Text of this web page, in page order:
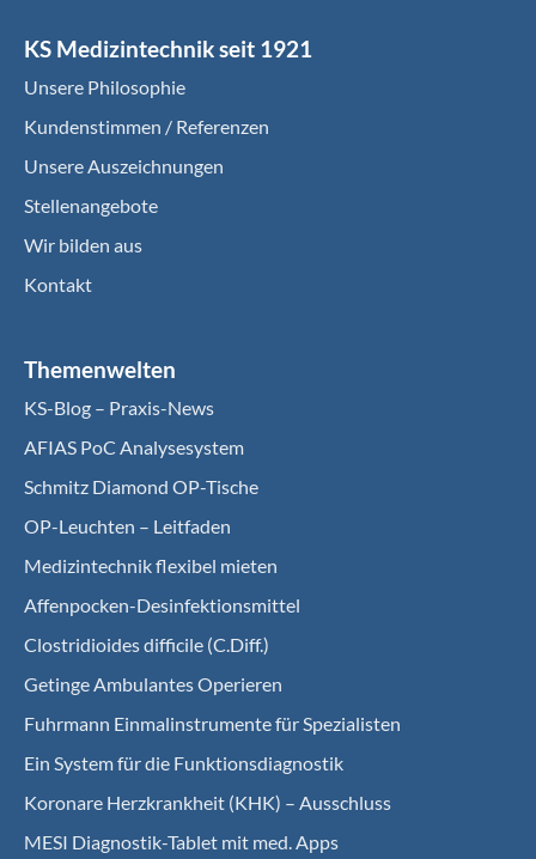
KS Medizintechnik seit 1921
Unsere Philosophie
Kundenstimmen / Referenzen
Unsere Auszeichnungen
Stellenangebote
Wir bilden aus
Kontakt
Themenwelten
KS-Blog – Praxis-News
AFIAS PoC Analysesystem
Schmitz Diamond OP-Tische
OP-Leuchten – Leitfaden
Medizintechnik flexibel mieten
Affenpocken-Desinfektionsmittel
Clostridioides difficile (C.Diff.)
Getinge Ambulantes Operieren
Fuhrmann Einmalinstrumente für Spezialisten
Ein System für die Funktionsdiagnostik
Koro­nare Herz­krank­heit (KHK) – Ausschluss
MESI Diagnostik-Tablet mit med. Apps